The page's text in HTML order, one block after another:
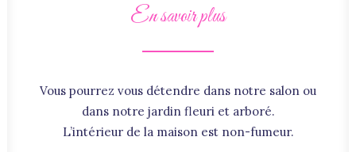
En savoir plus
Vous pourrez vous détendre dans notre salon ou
dans notre jardin fleuri et arboré.
L’intérieur de la maison est non-fumeur.